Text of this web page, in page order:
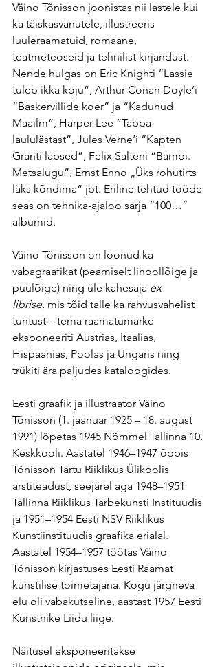
Väino Tõnisson joonistas nii lastele kui
ka täiskasvanutele, illustreeris
luuleraamatuid, romaane,
teatmeteoseid ja tehnilist kirjandust.
Nende hulgas on Eric Knighti “Lassie
tuleb ikka koju”, Arthur Conan Doyle’i
“Baskervillide koer” ja “Kadunud
Maailm”, Harper Lee “Tappa
laululästast”, Jules Verne’i “Kapten
Granti lapsed”, Felix Salteni “Bambi.
Metsalugu”, Ernst Enno „Üks rohutirts
läks kõndima“ jpt. Eriline tehtud tööde
seas on tehnika-ajaloo sarja “100…”
albumid.
Väino Tõnisson on loonud ka
vabagraafikat (peamiselt linoollõige ja
puulõige) ning üle kahesaja ex
librise, mis tõid talle ka rahvusvahelist
tuntust – tema raamatumärke
eksponeeriti Austrias, Itaalias,
Hispaanias, Poolas ja Ungaris ning
trükiti ära paljudes kataloogides.
Eesti graafik ja illustraator Väino
Tõnisson (1. jaanuar 1925 – 18. august
1991) lõpetas 1945 Nõmmel Tallinna 10.
Keskkooli. Aastatel 1946–1947 õppis
Tõnisson Tartu Riiklikus Ülikoolis
arstiteadust, seejärel aga 1948–1951
Tallinna Riiklikus Tarbekunsti Instituudis
ja 1951–1954 Eesti NSV Riiklikus
Kunstiinstituudis graafika erialal.
Aastatel 1954–1957 töötas Väino
Tõnisson kirjastuses Eesti Raamat
kunstilise toimetajana. Kogu järgneva
elu oli vabakutseline, aastast 1957 Eesti
Kunstnike Liidu liige.
Näitusel eksponeeritakse